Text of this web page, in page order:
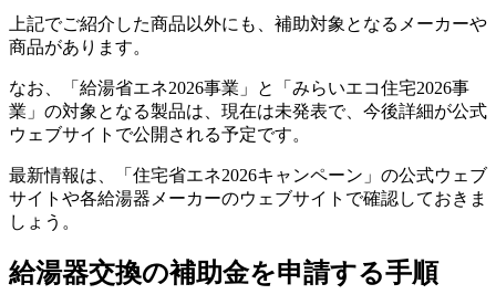
上記でご紹介した商品以外にも、補助対象となるメーカーや
商品があります。
なお、「給湯省エネ2026事業」と「みらいエコ住宅2026事
業」の対象となる製品は、現在は未発表で、今後詳細が公式
ウェブサイトで公開される予定です。
最新情報は、「住宅省エネ2026キャンペーン」の公式ウェブ
サイトや各給湯器メーカーのウェブサイトで確認しておきま
しょう。
給湯器交換の補助金を申請する手順